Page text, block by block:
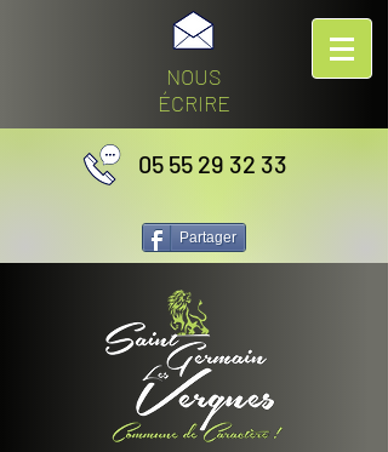
NOUS
ÉCRIRE
05 55 29 32 33
Partager